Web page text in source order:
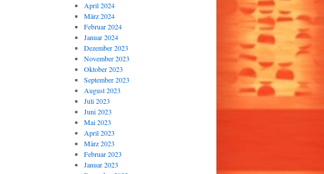
April 2024
März 2024
Februar 2024
Januar 2024
Dezember 2023
November 2023
Oktober 2023
September 2023
August 2023
Juli 2023
Juni 2023
Mai 2023
April 2023
März 2023
Februar 2023
Januar 2023